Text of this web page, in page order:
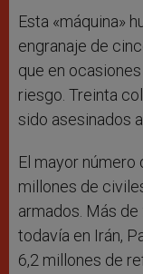
Esta «máquina»
engranaje de
que en
riesgo. Treinta
sido asesinados
El mayor número
millones de
armados. Más
todavía en Irán,
6,2 millones de